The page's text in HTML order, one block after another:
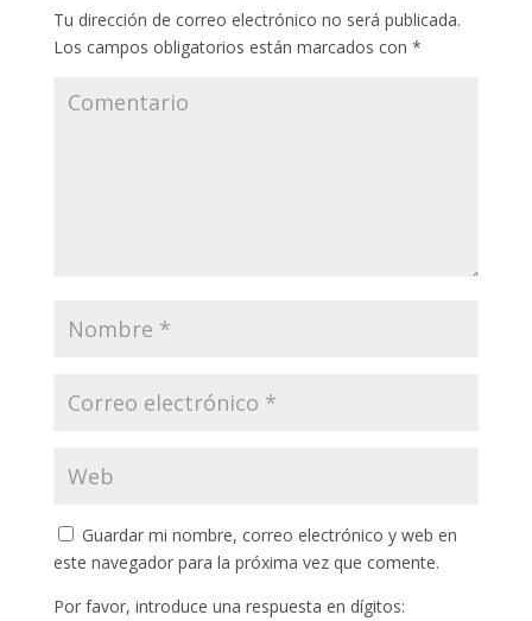
Tu dirección de correo electrónico no será publicada.
Los campos obligatorios están marcados con *
Guardar mi nombre, correo electrónico y web en
este navegador para la próxima vez que comente.
Por favor, introduce una respuesta en dígitos: